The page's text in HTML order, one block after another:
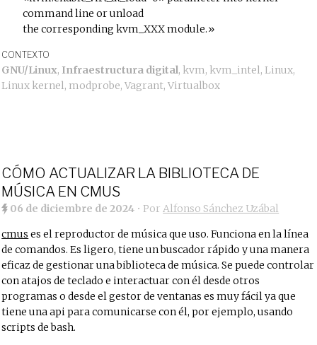
command line or unload
the corresponding kvm_XXX module.
CONTEXTO
GNU/Linux, Infraestructura digital, kvm, kvm_intel, Linux,
Linux kernel, modprobe,Vagrant,Virtualbox
CÓMO ACTUALIZAR LA BIBLIOTECA DE
MÚSICA EN CMUS
06 de diciembre de 2024 • PorAlfonso Sánchez Uzábal
cmus es el reproductor de música que uso. Funciona en la línea
de comandos. Es ligero, tiene un buscador rápido y una manera
eficaz de gestionar una biblioteca de música. Se puede controlar
con atajos de teclado e interactuar con él desde otros
programas o desde el gestor de ventanas es muy fácil ya que
tiene una api para comunicarse con él, por ejemplo, usando
scripts de bash.